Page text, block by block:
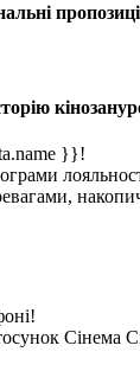
}}!
Сінема